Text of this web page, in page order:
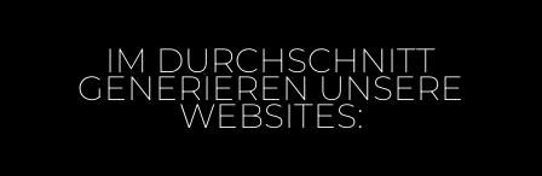
IM DURCHSCHNITT
GENERIEREN UNSERE
WEBSITES: